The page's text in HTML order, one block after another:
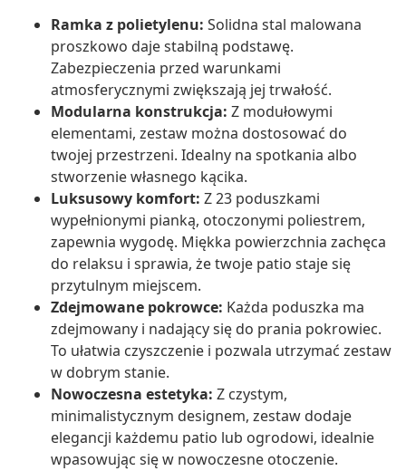
Ramka z polietylenu: Solidna stal malowana
proszkowo daje stabilną podstawę.
Zabezpieczenia przed warunkami
atmosferycznymi zwiększają jej trwałość.
Modularna konstrukcja: Z modułowymi
elementami, zestaw można dostosować do
twojej przestrzeni. Idealny na spotkania albo
stworzenie własnego kącika.
Luksusowy komfort: Z 23 poduszkami
wypełnionymi pianką, otoczonymi poliestrem,
zapewnia wygodę. Miękka powierzchnia zachęca
do relaksu i sprawia, że twoje patio staje się
przytulnym miejscem.
Zdejmowane pokrowce: Każda poduszka ma
zdejmowany i nadający się do prania pokrowiec.
To ułatwia czyszczenie i pozwala utrzymać zestaw
w dobrym stanie.
Nowoczesna estetyka: Z czystym,
minimalistycznym designem, zestaw dodaje
elegancji każdemu patio lub ogrodowi, idealnie
wpasowując się w nowoczesne otoczenie.